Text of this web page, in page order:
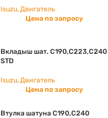
Isuzu,Двигатель
Цена по запросу
Вкладыш шат. C190,C223,C240
STD
Isuzu,Двигатель
Цена по запросу
Втулка шатуна C190,C240